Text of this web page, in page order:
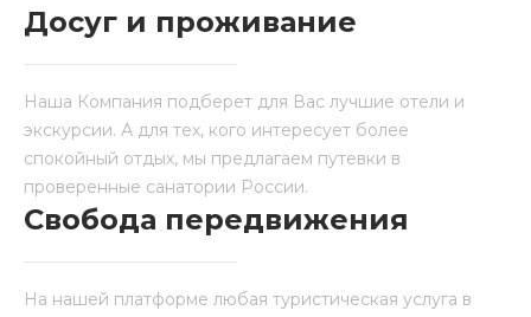
Досуг и проживание
Наша Компания подберет для Вас лучшие отели и
экскурсии. А для тех, кого интересует более
спокойный отдых, мы предлагаем путевки в
проверенные санатории России.
Свобода передвижения
На нашей платформе любая туристическая услуга в